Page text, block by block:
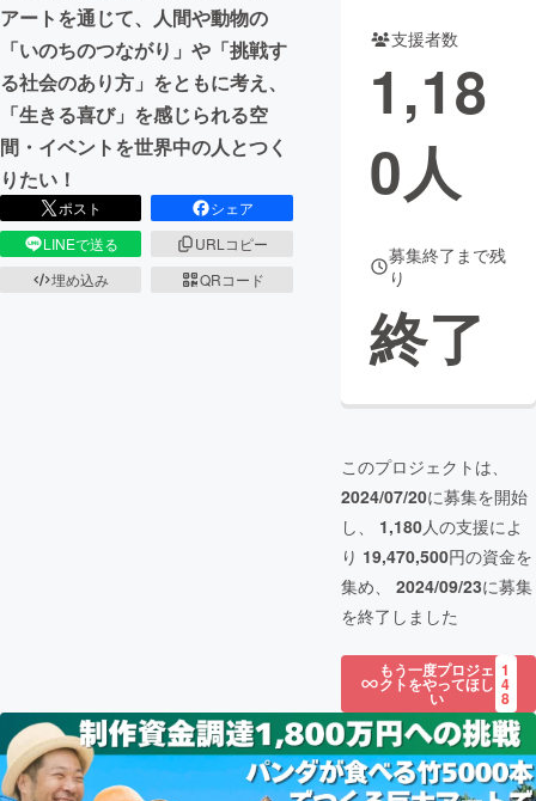
アートを通じて、人間や動物の
「いのちのつながり」や「挑戦す
る社会のあり方」をともに考え、
「生きる喜び」を感じられる空
間・イベントを世界中の人とつく
りたい！
ポスト
シェア
LINEで送る
URLコピー
埋め込み
QRコード
支援者数
1,18
0人
募集終了まで残
り
終了
このプロジェクトは、
2024/07/20に募集を開始
し、 1,180人の支援によ
り 19,470,500円の資金を
集め、 2024/09/23に募集
を終了しました
もう一度プロジェ
クトをやってほし
い
1
4
8